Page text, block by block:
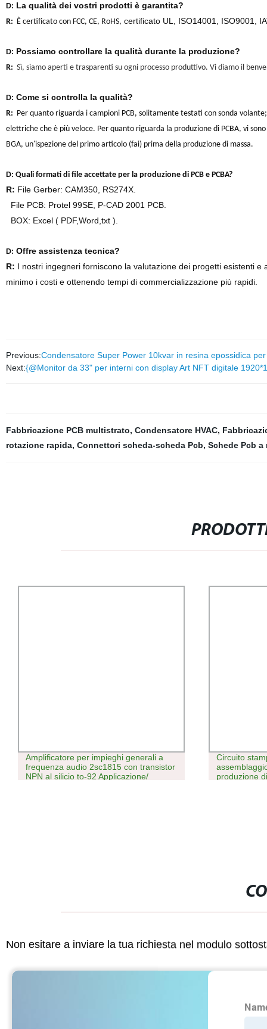
D: La qualità dei vostri prodotti è garantita?
R: È certificato con FCC, CE, RoHS, certificato UL, ISO14001, ISO9001,
D: Possiamo controllare la qualità durante la produzione?
R: Sì, siamo aperti e trasparenti su ogni processo produttivo. Vi diamo il
D: Come si controlla la qualità?
R: Per quanto riguarda i campioni PCB, solitamente testati con sonda
elettriche che è più veloce. Per quanto riguarda la produzione di PCBA, vi
BGA, un'ispezione del primo articolo (fai) prima della produzione di massa.
D: Quali formati di file accettate per la produzione di PCB e PCBA?
R: File Gerber: CAM350, RS274X.
File PCB: Protel 99SE, P-CAD 2001 PCB.
BOX: Excel ( PDF,Word,txt ).
D: Offre assistenza tecnica?
R: I nostri ingegneri forniscono la valutazione dei progetti esistenti
minimo i costi e ottenendo tempi di commercializzazione più rapidi.
Previous:Condensatore Super Power 10kvar in resina epossidica
Next:{@Monitor da 33" per interni con display Art NFT digitale
Fabbricazione PCB multistrato, Condensatore HVAC,
rotazione rapida, Connettori scheda-scheda Pcb, Schede Pcb
Amplificatore per impieghi generali a
frequenza audio 2sc1815 con transistor
NPN al silicio to-92 Applicazione/
Circuito
produzione
Non esitare a inviare la tua richiesta nel modulo